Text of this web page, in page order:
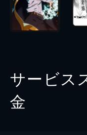
サービス
金